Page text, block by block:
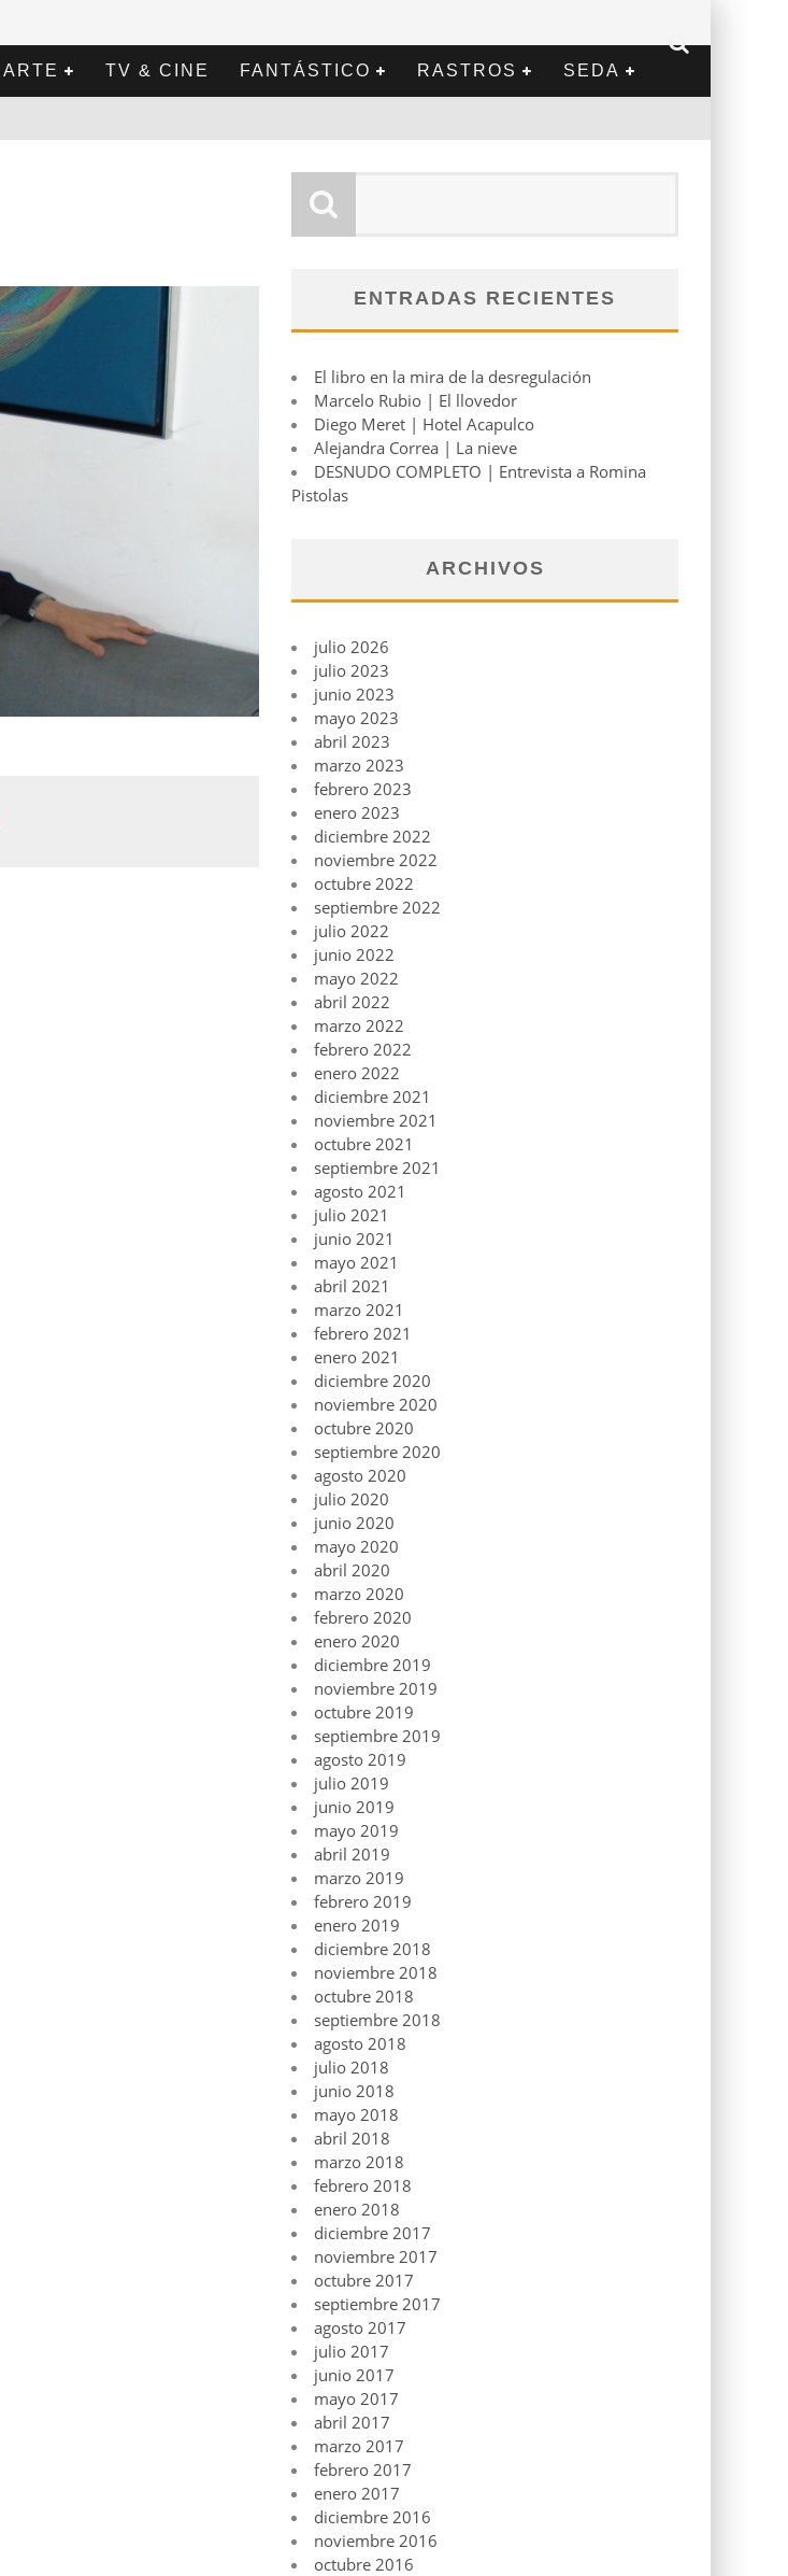
ARTE TV & CINE FANTÁSTICO RASTROS SEDA
ENTRADAS RECIENTES
El libro en la mira de la desregulación
Marcelo Rubio | El llovedor
Diego Meret | Hotel Acapulco
Alejandra Correa | La nieve
DESNUDO COMPLETO | Entrevista a Romina
Pistolas
ARCHIVOS
julio 2026
julio 2023
junio 2023
mayo 2023
abril 2023
marzo 2023
febrero 2023
enero 2023
diciembre 2022
noviembre 2022
octubre 2022
septiembre 2022
julio 2022
junio 2022
mayo 2022
abril 2022
marzo 2022
febrero 2022
enero 2022
diciembre 2021
noviembre 2021
octubre 2021
septiembre 2021
agosto 2021
julio 2021
junio 2021
mayo 2021
abril 2021
marzo 2021
febrero 2021
enero 2021
diciembre 2020
noviembre 2020
octubre 2020
septiembre 2020
agosto 2020
julio 2020
junio 2020
mayo 2020
abril 2020
marzo 2020
febrero 2020
enero 2020
diciembre 2019
noviembre 2019
octubre 2019
septiembre 2019
agosto 2019
julio 2019
junio 2019
mayo 2019
abril 2019
marzo 2019
febrero 2019
enero 2019
diciembre 2018
noviembre 2018
octubre 2018
septiembre 2018
agosto 2018
julio 2018
junio 2018
mayo 2018
abril 2018
marzo 2018
febrero 2018
enero 2018
diciembre 2017
noviembre 2017
octubre 2017
septiembre 2017
agosto 2017
julio 2017
junio 2017
mayo 2017
abril 2017
marzo 2017
febrero 2017
enero 2017
diciembre 2016
noviembre 2016
octubre 2016